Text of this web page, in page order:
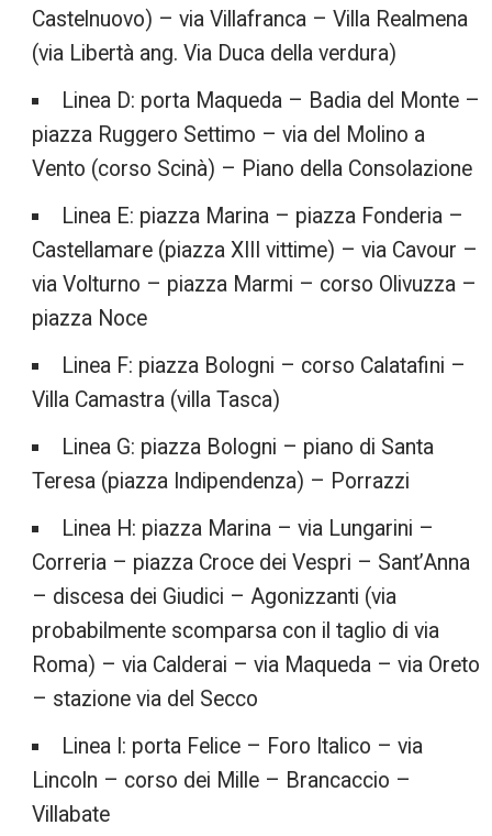
Castelnuovo) – via Villafranca – Villa Realmena
(via Libertà ang. Via Duca della verdura)
Linea D: porta Maqueda – Badia del Monte –
piazza Ruggero Settimo – via del Molino a
Vento (corso Scinà) – Piano della Consolazione
Linea E: piazza Marina – piazza Fonderia –
Castellamare (piazza XIII vittime) – via Cavour –
via Volturno – piazza Marmi – corso Olivuzza –
piazza Noce
Linea F: piazza Bologni – corso Calatafini –
Villa Camastra (villa Tasca)
Linea G: piazza Bologni – piano di Santa
Teresa (piazza Indipendenza) – Porrazzi
Linea H: piazza Marina – via Lungarini –
Correria – piazza Croce dei Vespri – Sant’Anna
– discesa dei Giudici – Agonizzanti (via
probabilmente scomparsa con il taglio di via
Roma) – via Calderai – via Maqueda – via Oreto
– stazione via del Secco
Linea I: porta Felice – Foro Italico – via
Lincoln – corso dei Mille – Brancaccio –
Villabate